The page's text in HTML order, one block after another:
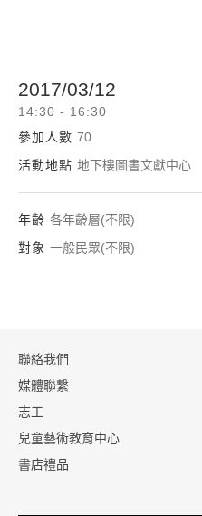
2017/03/12
14:30 - 16:30
參加人數 70
活動地點 地下樓圖書文獻中心
年齡 各年齡層(不限)
對象 一般民眾(不限)
聯絡我們
媒體聯繫
志工
兒童藝術教育中心
書店禮品